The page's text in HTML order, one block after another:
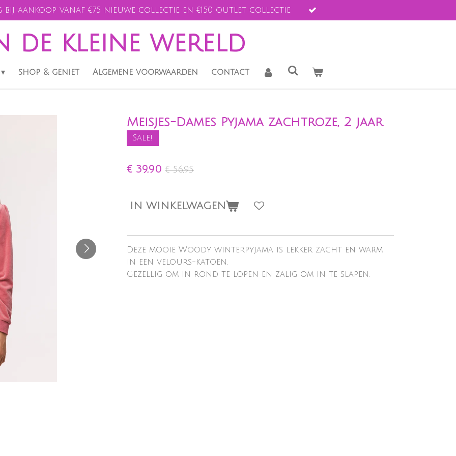
bij aankoop vanaf €75 nieuwe collectie en €150 outlet collectie
de kleine wereld
shop & geniet Algemene voorwaarden contact
Meisjes-Dames Pyjama zachtroze, 2 jaar
Sale!
€ 39,90 € 56,95
IN WINKELWAGEN
Deze mooie Woody winterpyjama is lekker zacht en warm
in een velours-katoen.
Gezellig om in rond te lopen en zalig om in te slapen.